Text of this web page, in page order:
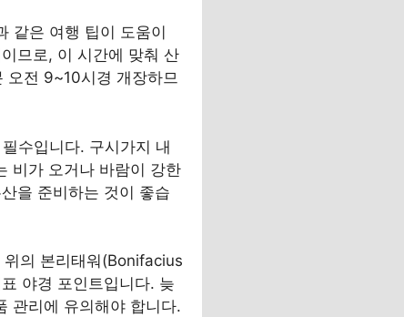
같은 여행 팁이 도움이
므로, 이 시간에 맞춰 산
오전 9~10시경 개장하므
수입니다. 구시가지 내
비가 오거나 바람이 강한
을 준비하는 것이 좋습
의 본리태워(Bonifacius
야경 포인트입니다. 늦
관리에 유의해야 합니다.